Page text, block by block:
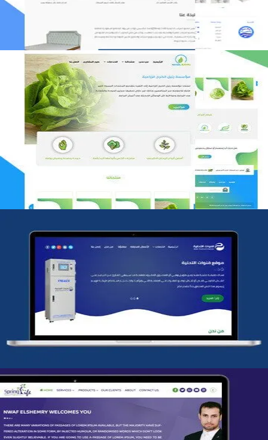
مؤسسة رتيل الخرج الزراعية
التفاصيل
شركة قنوات التحليه
التفاصيل
تصميم spring life